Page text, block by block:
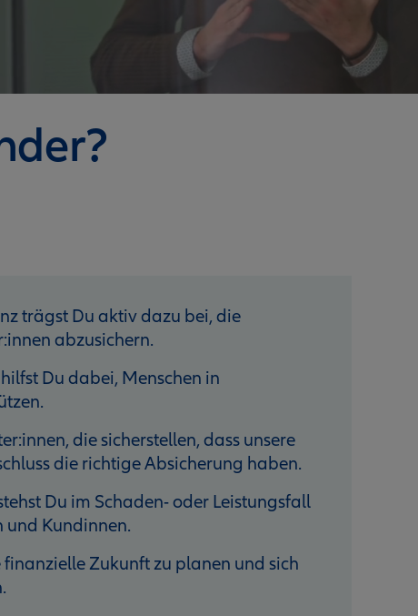
trägst Du aktiv dazu bei, die
abzusichern.
Du dabei, Menschen in
die sicherstellen, dass unsere
die richtige Absicherung haben.
Du im Schaden- oder Leistungsfall
und Kundinnen.
Zukunft zu planen und sich